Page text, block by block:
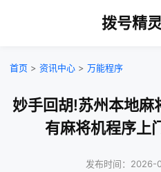
拨号精
首页 > 资讯中心 > 万能程序
妙手回胡!苏州本地麻
有麻将机程序上
发布时间：2026-